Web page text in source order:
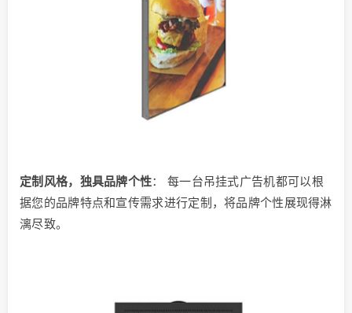
定制风格，独具品牌个性： 每一台吊挂式广告机都可以根
据您的品牌特点和宣传需求进行定制，将品牌个性展现得淋
漓尽致。